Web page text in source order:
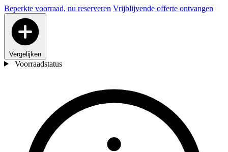
Beperkte voorraad, nu reserveren Vrijblijvende offerte ontvangen
Vergelijken
Voorraadstatus